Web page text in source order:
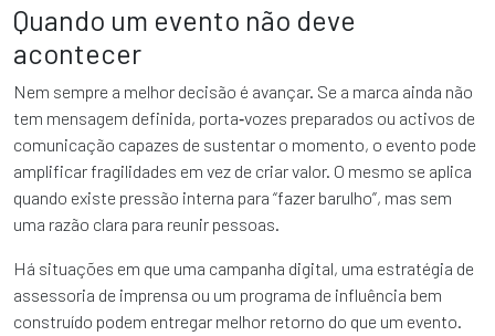
Quando um evento não deve
acontecer
Nem sempre a melhor decisão é avançar. Se a marca ainda não
tem mensagem definida, porta‑vozes preparados ou activos de
comunicação capazes de sustentar o momento, o evento pode
amplificar fragilidades em vez de criar valor. O mesmo se aplica
quando existe pressão interna para “fazer barulho”, mas sem
uma razão clara para reunir pessoas.
Há situações em que uma campanha digital, uma estratégia de
assessoria de imprensa ou um programa de influência bem
construído podem entregar melhor retorno do que um evento.